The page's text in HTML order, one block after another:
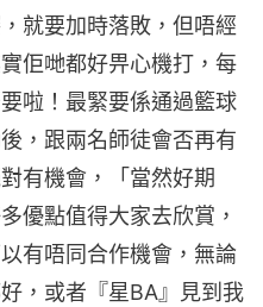
就要加時落敗，但唔經
佢哋都好畀心機打，每
啦！最緊要係通過籃球
，跟兩名師徒會否再有
有機會，「當然好期
優點值得大家去欣賞，
有唔同合作機會，無論
，或者『星BA』見到我